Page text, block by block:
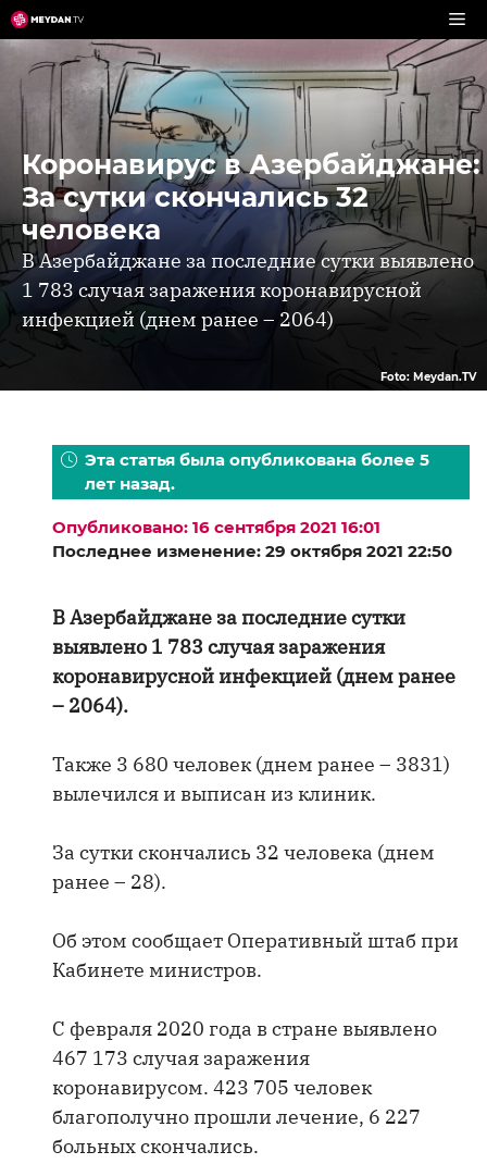
Перейти
к
содержимому
Коронавирус в Азербайджане:
За сутки скончались 32
человека
В Азербайджане за последние сутки выявлено
1 783 случая заражения коронавирусной
инфекцией (днем ранее – 2064)
Foto: Meydan.TV
Эта статья была опубликована более 5
лет назад.
Опубликовано: 16 сентября 2021 16:01
Последнее изменение: 29 октября 2021 22:50
В Азербайджане за последние сутки
выявлено 1 783 случая заражения
коронавирусной инфекцией (днем ранее
– 2064).
Также 3 680 человек (днем ранее – 3831)
вылечился и выписан из клиник.
За сутки скончались 32 человека (днем
ранее – 28).
Об этом сообщает Оперативный штаб при
Кабинете министров.
С февраля 2020 года в стране выявлено
467 173 случая заражения
коронавирусом. 423 705 человек
благополучно прошли лечение, 6 227
больных скончались.